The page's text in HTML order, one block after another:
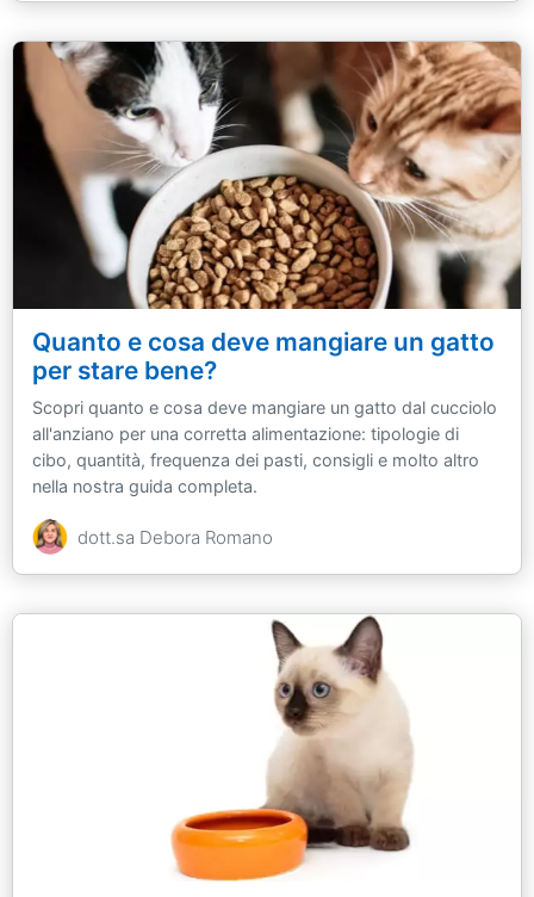
Quanto e cosa deve mangiare un gatto
per stare bene?
Scopri quanto e cosa deve mangiare un gatto dal cucciolo
all'anziano per una corretta alimentazione: tipologie di
cibo, quantità, frequenza dei pasti, consigli e molto altro
nella nostra guida completa.
dott.sa Debora Romano